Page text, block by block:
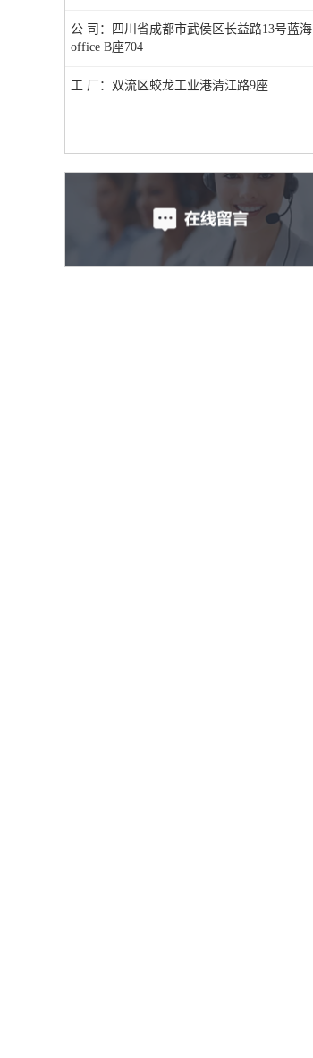
公 司：四川省成都市武侯区长益路13号蓝海
office B座704
工 厂：双流区蛟龙工业港清江路9座